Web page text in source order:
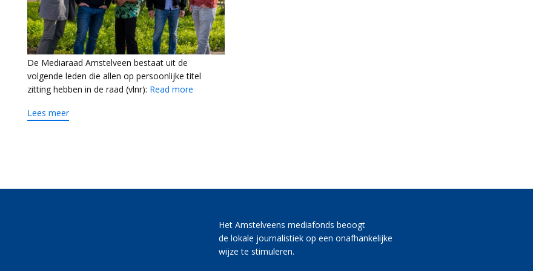
De Mediaraad Amstelveen bestaat uit de
volgende leden die allen op persoonlijke titel
zitting hebben in de raad (vlnr): Read more
Lees meer
Het Amstelveens mediafonds beoogt
de lokale journalistiek op een onafhankelijke
wijze te stimuleren.